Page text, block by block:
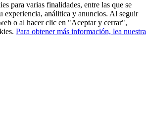
para varias finalidades, entre las que se
experiencia, análitica y anuncios. Al seguir
o al hacer clic en "Aceptar y cerrar",
Para obtener más información, lea nuestra